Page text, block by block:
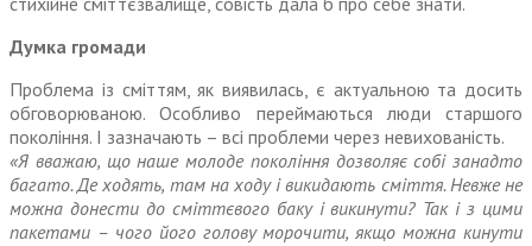
Думка громади
Проблема із сміттям, як виявилась, є актуальною та досить
обговорюваною. Особливо переймаються люди старшого
покоління. І зазначають – всі проблеми через невихованість.
«Я вважаю, що наше молоде покоління дозволяє собі занадто
багато. Де ходять, там на ходу і викидають сміття. Невже не
можна донести до сміттєвого баку і викинути? Так і з цими
пакетами – чого його голову морочити, якщо можна кинути